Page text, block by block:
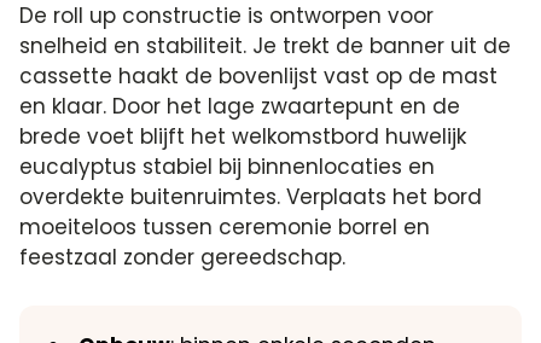
De roll up constructie is ontworpen voor
snelheid en stabiliteit. Je trekt de banner uit de
cassette haakt de bovenlijst vast op de mast
en klaar. Door het lage zwaartepunt en de
brede voet blijft het welkomstbord huwelijk
eucalyptus stabiel bij binnenlocaties en
overdekte buitenruimtes. Verplaats het bord
moeiteloos tussen ceremonie borrel en
feestzaal zonder gereedschap.